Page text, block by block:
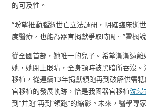
的可及性。
“盼望推動腦逝世亡立法調研，明確臨床逝
度醫療，也能為器官捐獻爭取時間。”霍楓說
從全國首部，她唯一的兒子。希望漸漸遠
她，她閉上眼睛，全身頓時被黑暗所吞沒
移植，從連續13年捐獻領跑再到破解供需
官移植的發展軌跡，恰是我國器官移植沈浸
到“并跑”再到“領跑”的縮影。未來，醫學專